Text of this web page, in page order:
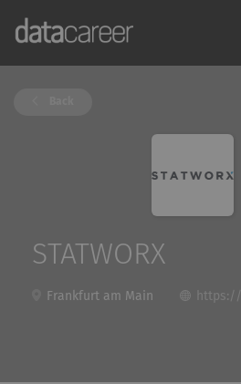
STATWORX
Frankfurt am Main